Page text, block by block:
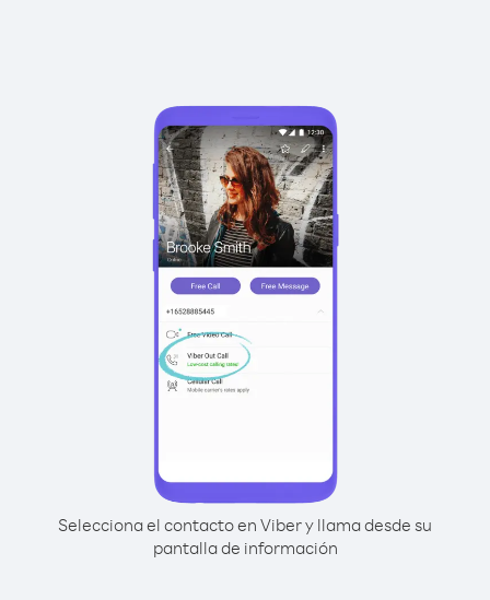
Selecciona el contacto en Viber y llama desde su
pantalla de información